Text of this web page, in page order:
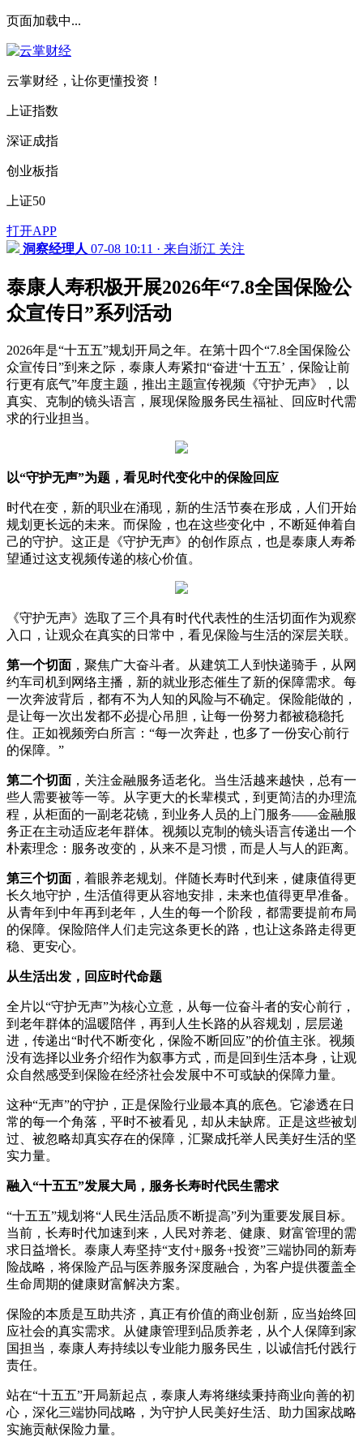
页面加载中...
云掌财经，让你更懂投资！
上证指数
深证成指
创业板指
上证50
打开APP
洞察经理人 07-08 10:11 · 来自浙江 关注
泰康人寿积极开展2026年“7.8全国保险公
众宣传日”系列活动
2026年是“十五五”规划开局之年。在第十四个“7.8全国保险公
众宣传日”到来之际，泰康人寿紧扣“奋进‘十五五’，保险让前
行更有底气”年度主题，推出主题宣传视频《守护无声》，以
真实、克制的镜头语言，展现保险服务民生福祉、回应时代需
求的行业担当。
以“守护无声”为题，看见时代变化中的保险回应
时代在变，新的职业在涌现，新的生活节奏在形成，人们开始
规划更长远的未来。而保险，也在这些变化中，不断延伸着自
己的守护。这正是《守护无声》的创作原点，也是泰康人寿希
望通过这支视频传递的核心价值。
《守护无声》选取了三个具有时代代表性的生活切面作为观察
入口，让观众在真实的日常中，看见保险与生活的深层关联。
第一个切面 ，聚焦广大奋斗者。从建筑工人到快递骑手，从网
约车司机到网络主播，新的就业形态催生了新的保障需求。每
一次奔波背后，都有不为人知的风险与不确定。保险能做的，
是让每一次出发都不必提心吊胆，让每一份努力都被稳稳托
住。正如视频旁白所言：“每一次奔赴，也多了一份安心前行
的保障。”
第二个切面 ，关注金融服务适老化。当生活越来越快，总有一
些人需要被等一等。从字更大的长辈模式，到更简洁的办理流
程，从柜面的一副老花镜，到业务人员的上门服务——金融服
务正在主动适应老年群体。视频以克制的镜头语言传递出一个
朴素理念：服务改变的，从来不是习惯，而是人与人的距离。
第三个切面 ，着眼养老规划。伴随长寿时代到来，健康值得更
长久地守护，生活值得更从容地安排，未来也值得更早准备。
从青年到中年再到老年，人生的每一个阶段，都需要提前布局
的保障。保险陪伴人们走完这条更长的路，也让这条路走得更
稳、更安心。
从生活出发，回应时代命题
全片以“守护无声”为核心立意，从每一位奋斗者的安心前行，
到老年群体的温暖陪伴，再到人生长路的从容规划，层层递
进，传递出“时代不断变化，保险不断回应”的价值主张。视频
没有选择以业务介绍作为叙事方式，而是回到生活本身，让观
众自然感受到保险在经济社会发展中不可或缺的保障力量。
这种“无声”的守护，正是保险行业最本真的底色。它渗透在日
常的每一个角落，平时不被看见，却从未缺席。正是这些被划
过、被忽略却真实存在的保障，汇聚成托举人民美好生活的坚
实力量。
融入“十五五”发展大局，服务长寿时代民生需求
“十五五”规划将“人民生活品质不断提高”列为重要发展目标。
当前，长寿时代加速到来，人民对养老、健康、财富管理的需
求日益增长。泰康人寿坚持“支付+服务+投资”三端协同的新寿
险战略，将保险产品与医养服务深度融合，为客户提供覆盖全
生命周期的健康财富解决方案。
保险的本质是互助共济，真正有价值的商业创新，应当始终回
应社会的真实需求。从健康管理到品质养老，从个人保障到家
国担当，泰康人寿持续以专业能力服务民生，以诚信托付践行
责任。
站在“十五五”开局新起点，泰康人寿将继续秉持商业向善的初
心，深化三端协同战略，为守护人民美好生活、助力国家战略
实施贡献保险力量。